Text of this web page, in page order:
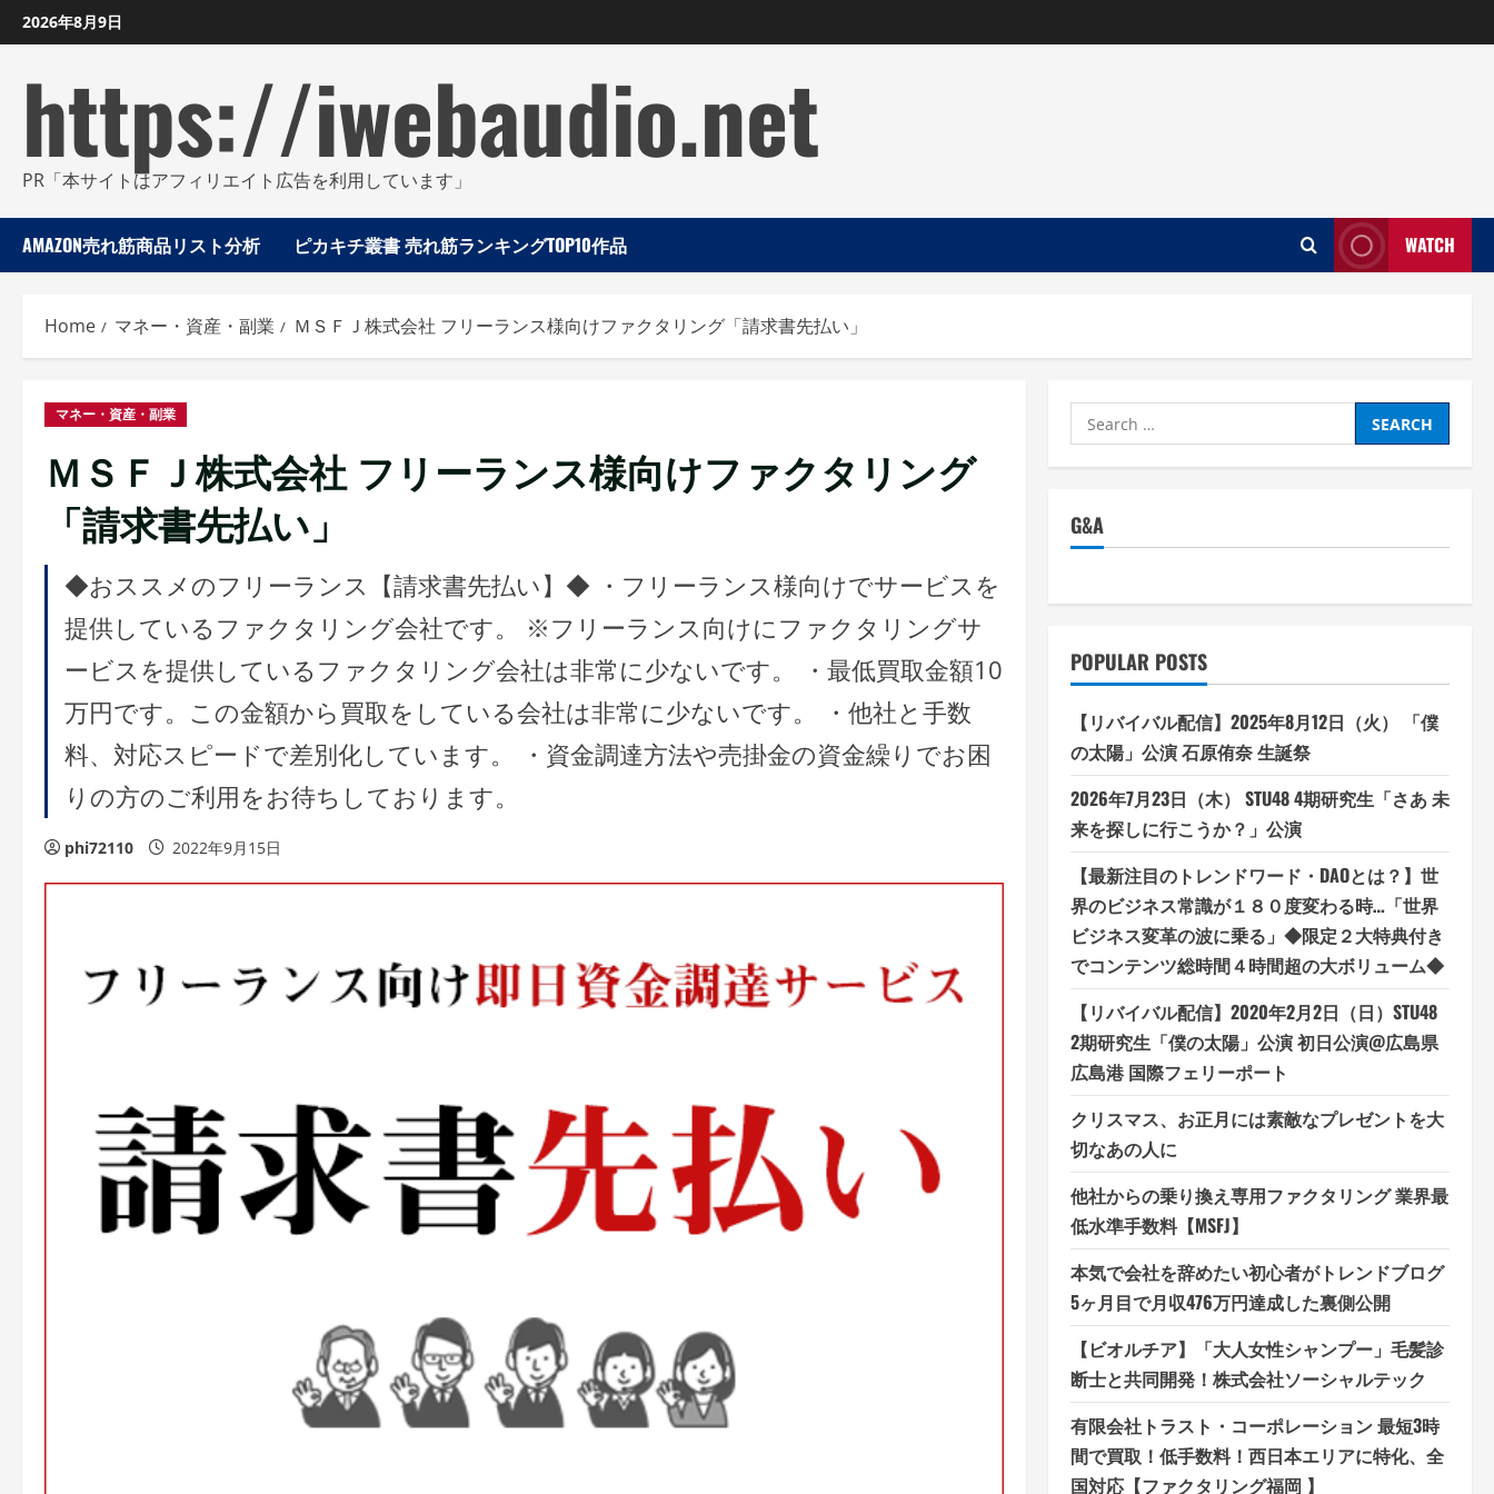
Skip
to
2026年8月9日
https://iwebaudio.net
PR「本サイトはアフィリエイト広告を利用しています」
AMAZON売れ筋商品リスト分析 ピカキチ叢書 売れ筋ランキングTOP10作品 WATCH
Home マネー・資産・副業 ＭＳＦＪ株式会社 フリーランス様向けファクタリング「請求書先払い」
マネー・資産・副業
ＭＳＦＪ株式会社 フリーランス様向けファクタリング
「請求書先払い」
◆おススメのフリーランス【請求書先払い】◆ ・フリーランス様向けでサービスを
提供しているファクタリング会社です。 ※フリーランス向けにファクタリングサ
ービスを提供しているファクタリング会社は非常に少ないです。 ・最低買取金額10
万円です。この金額から買取をしている会社は非常に少ないです。 ・他社と手数
料、対応スピードで差別化しています。 ・資金調達方法や売掛金の資金繰りでお困
りの方のご利用をお待ちしております。
phi72110 2022年9月15日
Search
for:
G&A
POPULAR POSTS
【リバイバル配信】2025年8月12日（火） 「僕
の太陽」公演 石原侑奈 生誕祭
2026年7月23日（木） STU48 4期研究生「さあ 未
来を探しに行こうか？」公演
【最新注目のトレンドワード・DAOとは？】世
界のビジネス常識が１８０度変わる時…「世界
ビジネス変革の波に乗る」◆限定２大特典付き
でコンテンツ総時間４時間超の大ボリューム◆
【リバイバル配信】2020年2月2日（日）STU48
2期研究生「僕の太陽」公演 初日公演@広島県
広島港 国際フェリーポート
クリスマス、お正月には素敵なプレゼントを大
切なあの人に
他社からの乗り換え専用ファクタリング 業界最
低水準手数料【MSFJ】
本気で会社を辞めたい初心者がトレンドブログ
5ヶ月目で月収476万円達成した裏側公開
【ビオルチア】「大人女性シャンプー」毛髪診
断士と共同開発！株式会社ソーシャルテック
有限会社トラスト・コーポレーション 最短3時
間で買取！低手数料！西日本エリアに特化、全
国対応【ファクタリング福岡 】